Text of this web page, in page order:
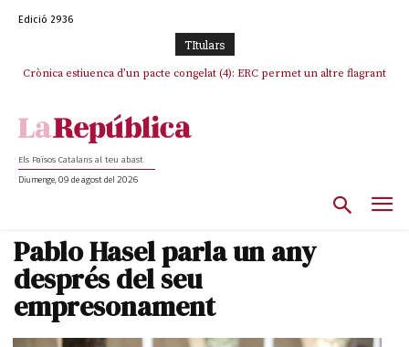
Edició 2936
TItulars
Crònica estiuenca d’un pacte congelat (4): ERC permet un altre flagrant
Rufián boicoteja l’estratègia d’acostament a Junts d’Oriol Junqueras
Els Països Catalans al teu abast
Diumenge, 09 de agost del 2026
Pablo Hasel parla un any
després del seu
empresonament